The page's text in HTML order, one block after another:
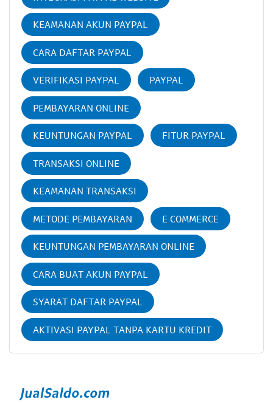
KEAMANAN AKUN PAYPAL
CARA DAFTAR PAYPAL
VERIFIKASI PAYPAL PAYPAL
PEMBAYARAN ONLINE
KEUNTUNGAN PAYPAL FITUR PAYPAL
TRANSAKSI ONLINE
KEAMANAN TRANSAKSI
METODE PEMBAYARAN E COMMERCE
KEUNTUNGAN PEMBAYARAN ONLINE
CARA BUAT AKUN PAYPAL
SYARAT DAFTAR PAYPAL
AKTIVASI PAYPAL TANPA KARTU KREDIT